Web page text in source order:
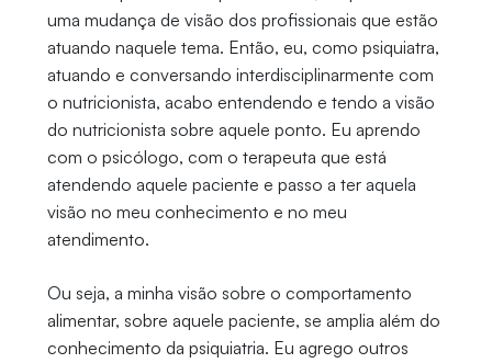
uma mudança de visão dos profissionais que estão
atuando naquele tema. Então, eu, como psiquiatra,
atuando e conversando interdisciplinarmente com
o nutricionista, acabo entendendo e tendo a visão
do nutricionista sobre aquele ponto. Eu aprendo
com o psicólogo, com o terapeuta que está
atendendo aquele paciente e passo a ter aquela
visão no meu conhecimento e no meu
atendimento.
Ou seja, a minha visão sobre o comportamento
alimentar, sobre aquele paciente, se amplia além do
conhecimento da psiquiatria. Eu agrego outros